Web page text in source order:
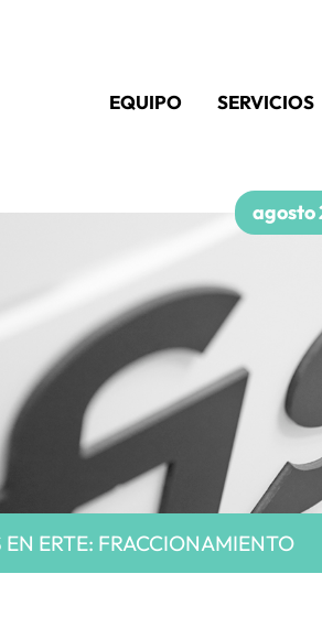
EQUIPO SERVICIOS
agosto
ERTE: FRACCIONAMIENTO